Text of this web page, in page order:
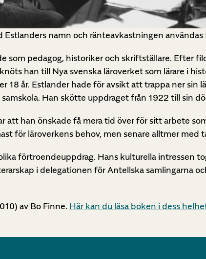
namn och ränteavkastningen användas
som pedagog, historiker och skriftställare. Efter
han till Nya svenska läroverket som lärare i
18 år. Estlander hade för avsikt att trappa ner sin
Han skötte uppdraget från 1922 till sin
att han önskade få mera tid över för sitt arbete
för läroverkens behov, men senare alltmer med
förtroendeuppdrag. Hans kulturella intressen
i delegationen för Antellska samlingarna
av Bo Finne. Här kan du läsa boken i dess